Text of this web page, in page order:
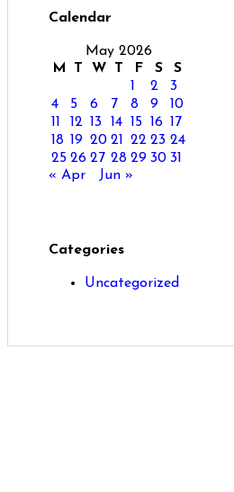
Calendar
May 2026
M
T W T F S
S
1
2
3
4
5 6 7 8 9
10
11
12 13 14 15 16 17
18 19 20 21 22 23 24
25 26 27 28 29 30 31
« Apr
Jun »
Categories
Uncategorized